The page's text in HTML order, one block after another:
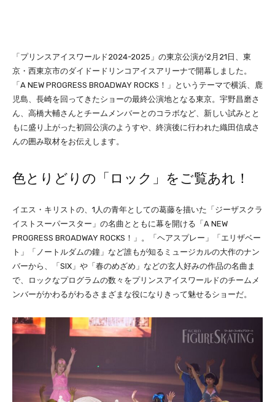
「プリンスアイスワールド2024-2025」の東京公演が2月21日、東
京・西東京市のダイドードリンコアイスアリーナで開幕しました。
「A NEW PROGRESS BROADWAY ROCKS！」というテーマで横浜、鹿
児島、長崎を回ってきたショーの最終公演地となる東京。宇野昌磨さ
ん、高橋大輔さんとチームメンバーとのコラボなど、新しい試みとと
もに盛り上がった初回公演のようすや、終演後に行われた織田信成さ
んの囲み取材をお伝えします。
色とりどりの「ロック」をご覧あれ！
イエス・キリストの、1人の青年としての葛藤を描いた「ジーザスクラ
イストスーパースター」の名曲とともに幕を開ける「A NEW
PROGRESS BROADWAY ROCKS！」。「ヘアスプレー」「エリザベー
ト」「ノートルダムの鐘」など誰もが知るミュージカルの大作のナン
バーから、「SIX」や「春のめざめ」などの玄人好みの作品の名曲ま
で、ロックなプログラムの数々をプリンスアイスワールドのチームメ
ンバーがかわるがわるさまざまな役になりきって魅せるショーだ。